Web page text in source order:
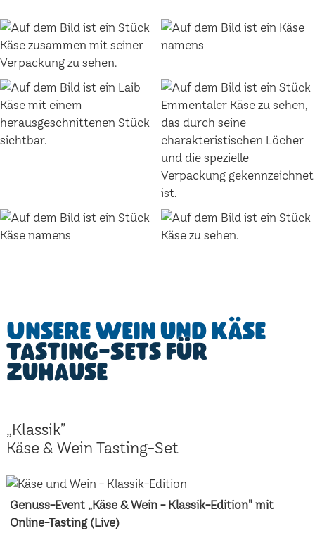
Unsere Wein und Käse
Tasting-Sets für
Zuhause
„Klassik”
Käse & Wein Tasting-Set
Genuss-Event „Käse & Wein - Klassik-Edition" mit
Online-Tasting (Live)